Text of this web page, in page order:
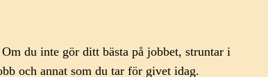
du inte gör ditt bästa på jobbet, struntar i
och annat som du tar för givet idag.